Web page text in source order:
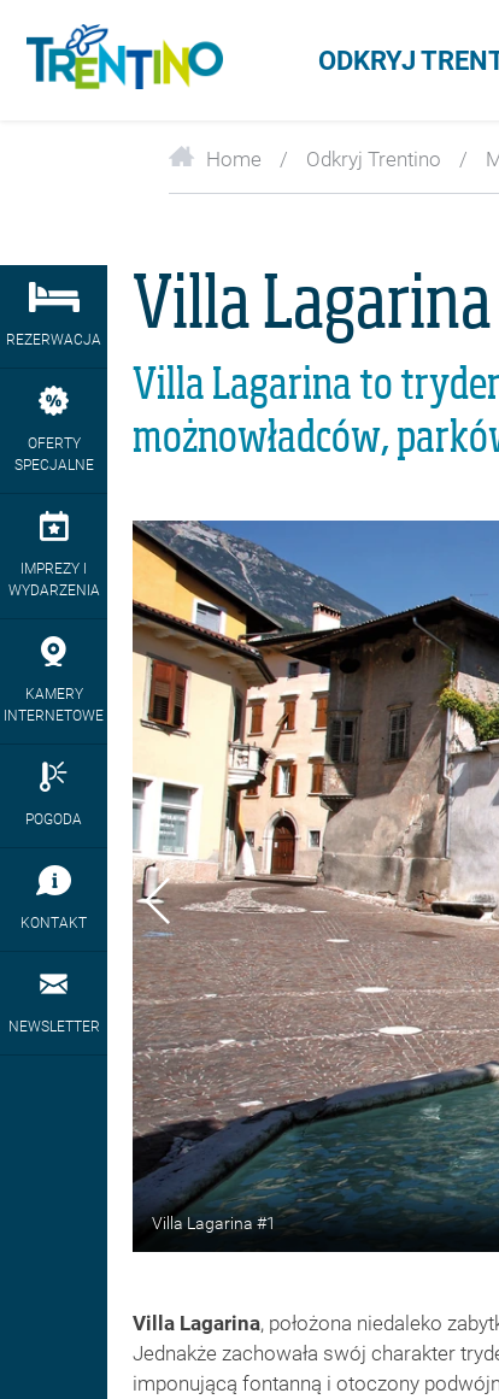
ODKRYJ
Home Odkryj Trentino
REZERWACJA
OFERTY
SPECJALNE
IMPREZY I
WYDARZENIA
KAMERY
INTERNETOWE
POGODA
KONTAKT
NEWSLETTER
Villa Lagarina
Villa Lagarina to
możnowładców,
Villa Lagarina #1
Villa Lagarina, położona niedaleko
Jednakże zachowała swój charakter
imponującą fontanną i otoczony